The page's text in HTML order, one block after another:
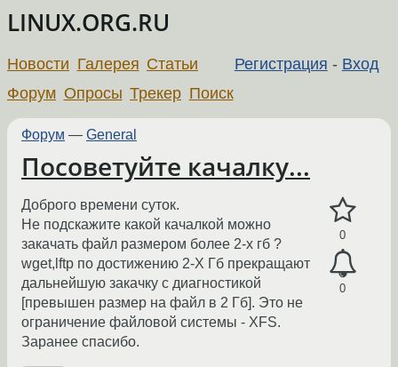
LINUX.ORG.RU
Регистрация - Вход
Новости Галерея Статьи
Форум Опросы Трекер Поиск
Форум — General
Посоветуйте качалку...
0
0
Доброго времени суток.
Не подскажите какой качалкой можно
закачать файл размером более 2-х гб ?
wget,lftp по достижению 2-Х Гб прекращают
дальнейшую закачку с диагностикой
[превышен размер на файл в 2 Гб]. Это не
ограничение файловой системы - XFS.
Заранее спасибо.